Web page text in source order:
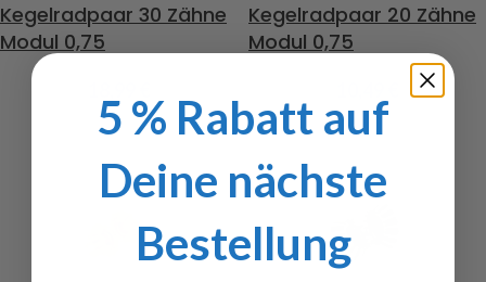
Kegelradpaar 30 Zähne
Modul 0,75
Kegelradpaar 20 Zähne
Modul 0,75
5 % Rabatt auf
Deine nächste
Bestellung